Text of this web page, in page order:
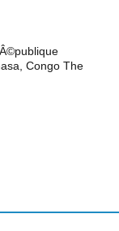
Congo The